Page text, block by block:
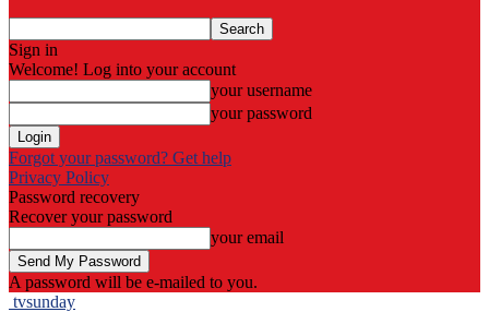
Sign in
Welcome! Log into your account
your username
your password
Forgot your password? Get help
Privacy Policy
Password recovery
Recover your password
your email
A password will be e-mailed to you.
tvsunday